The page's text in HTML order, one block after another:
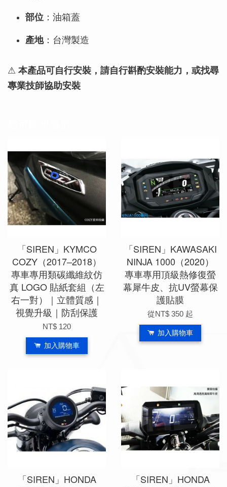
部位 ：油箱蓋
產地：台灣製造
⚠ 本產品可自行安裝，請自行斟酌安裝能力，或找尋
專業技師協助安裝
「SIREN」KYMCO
COZY（2017–2018）
專車專用類碳纖維紋仿
真 LOGO 貼紙套組（左
右一對）｜立體質感｜
視覺升級｜防刮保護
NT$ 120
加入購物車
「SIREN」KAWASAKI
NINJA 1000（2020）
專車專用頂級熱修復螢
幕犀牛皮、抗UV螢幕保
護貼膜
從NT$ 350 起
加入購物車
「SIREN」HONDA
「SIREN」HONDA